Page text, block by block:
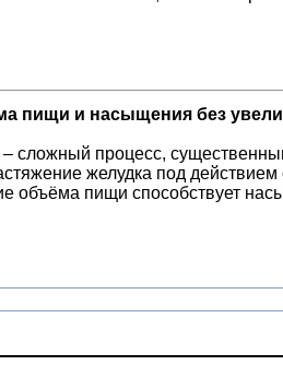
пищи и насыщения без
– сложный процесс,
желудка под
объёма пищи способствует